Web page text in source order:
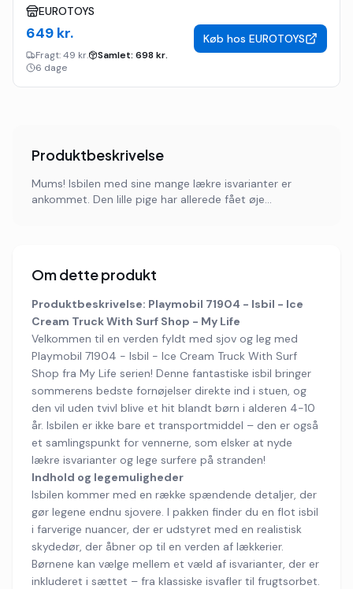
EUROTOYS
649 kr.
Fragt:49 kr. Samlet: 698 kr.
6 dage
Køb hos EUROTOYS
Produktbeskrivelse
Mums! Isbilen med sine mange lækre isvarianter er
ankommet. Den lille pige har allerede fået øje...
Om dette produkt
Produktbeskrivelse: Playmobil 71904 - Isbil - Ice
Cream Truck With Surf Shop - My Life
Velkommen til en verden fyldt med sjov og leg med
Playmobil 71904 - Isbil - Ice Cream Truck With Surf
Shop fra My Life serien! Denne fantastiske isbil bringer
sommerens bedste fornøjelser direkte ind i stuen, og
den vil uden tvivl blive et hit blandt børn i alderen 4-10
år. Isbilen er ikke bare et transportmiddel – den er også
et samlingspunkt for vennerne, som elsker at nyde
lækre isvarianter og lege surfere på stranden!
Indhold og legemuligheder
Isbilen kommer med en række spændende detaljer, der
gør legene endnu sjovere. I pakken finder du en flot isbil
i farverige nuancer, der er udstyret med en realistisk
skydedør, der åbner op til en verden af lækkerier.
Børnene kan vælge mellem et væld af isvarianter, der er
inkluderet i sættet – fra klassiske isvafler til frugtsorbet.